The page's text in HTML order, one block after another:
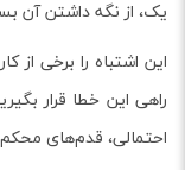
یک، از نگه داشتن آن
این اشتباه را برخی از
راهی این خطا قرار
احتمالی، قدم‌های